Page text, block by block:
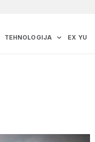
TEHNOLOGIJA EX YU